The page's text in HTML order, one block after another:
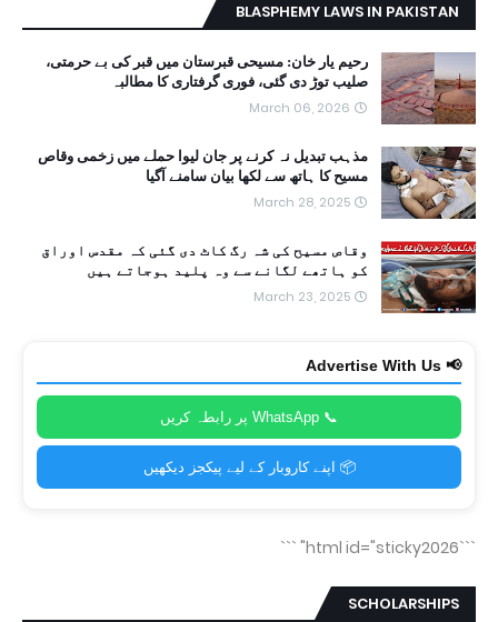
BLASPHEMY LAWS IN PAKISTAN
رحیم یار خان: مسیحی قبرستان میں قبر کی بے حرمتی،
صلیب توڑ دی گئی، فوری گرفتاری کا مطالبہ
March 06, 2026
مذہب تبدیل نہ کرنے پر جان لیوا حملے میں زخمی وقاص
مسیح کا ہاتھ سے لکھا بیان سامنے آگیا
March 28, 2025
وقاص مسیح کی شہ رگ کاٹ دی گئی کہ مقدس اوراق
کو ہاتھے لگانے سے وہ پلید ہوجاتے ہیں
March 23, 2025
📢 Advertise With Us
📞 WhatsApp پر رابطہ کریں
📦 اپنے کاروبار کے لیے پیکجز دیکھیں
```html id="sticky2026"
```
SCHOLARSHIPS